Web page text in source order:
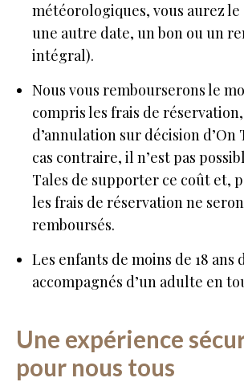
météorologiques, vous aurez
une autre date, un bon ou un
intégral).
Nous vous rembourserons le
compris les frais de réservation,
d’annulation sur décision d’On
cas contraire, il n’est pas
Tales de supporter ce coût et,
les frais de réservation ne
remboursés.
Les enfants de moins de 18 ans
accompagnés d’un adulte en
Une expérience
pour nous tous